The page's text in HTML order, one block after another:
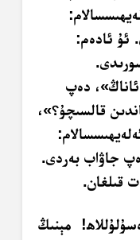
ئۇ ئادەم:
دەپ
قالسىچۇ؟»،
جاۋاب بەردى.
قىلغان.
مېنىڭ